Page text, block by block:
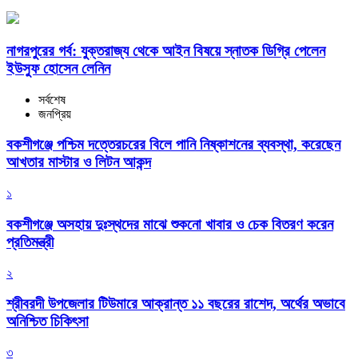
নাগরপুরের গর্ব: যুক্তরাজ্য থেকে আইন বিষয়ে স্নাতক ডিগ্রি পেলেন
ইউসুফ হোসেন লেনিন
সর্বশেষ
জনপ্রিয়
বকশীগঞ্জে পশ্চিম দত্তেরচরের বিলে পানি নিষ্কাশনের ব্যবস্থা, করেছেন
আখতার মাস্টার ও লিটন আকন্দ
১
বকশীগঞ্জে অসহায় দুঃস্থদের মাঝে শুকনো খাবার ও চেক বিতরণ করেন
প্রতিমন্ত্রী
২
শ্রীবরদী উপজেলার টিউমারে আক্রান্ত ১১ বছরের রাশেদ, অর্থের অভাবে
অনিশ্চিত চিকিৎসা
৩